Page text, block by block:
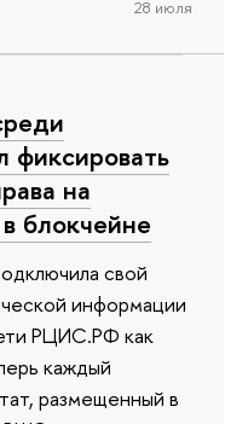
28 июля
фиксировать
на
блокчейне
свой
информации
РЦИС.РФ как
каждый
размещенный в